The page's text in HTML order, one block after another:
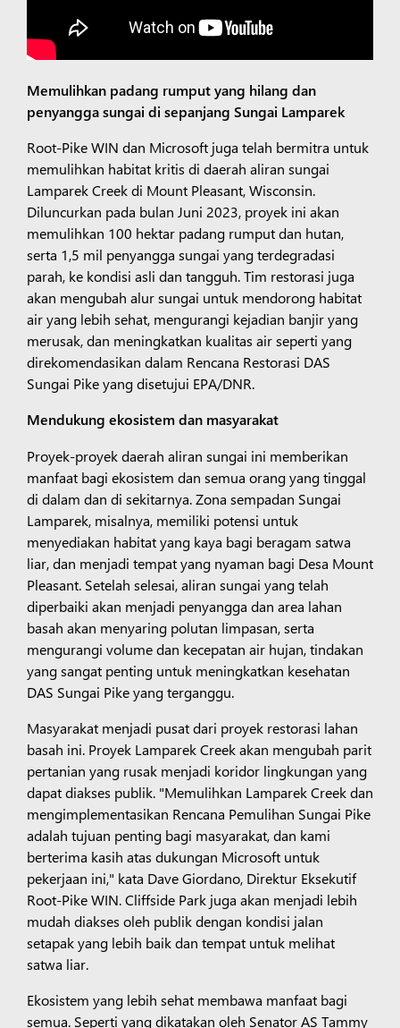
Memulihkan padang rumput yang hilang dan
penyangga sungai di sepanjang Sungai Lamparek
Root-Pike WIN dan Microsoft juga telah bermitra untuk
memulihkan habitat kritis di daerah aliran sungai
Lamparek Creek di Mount Pleasant, Wisconsin.
Diluncurkan pada bulan Juni 2023, proyek ini akan
memulihkan 100 hektar padang rumput dan hutan,
serta 1,5 mil penyangga sungai yang terdegradasi
parah, ke kondisi asli dan tangguh. Tim restorasi juga
akan mengubah alur sungai untuk mendorong habitat
air yang lebih sehat, mengurangi kejadian banjir yang
merusak, dan meningkatkan kualitas air seperti yang
direkomendasikan dalam Rencana Restorasi DAS
Sungai Pike yang disetujui EPA/DNR.
Mendukung ekosistem dan masyarakat
Proyek-proyek daerah aliran sungai ini memberikan
manfaat bagi ekosistem dan semua orang yang tinggal
di dalam dan di sekitarnya. Zona sempadan Sungai
Lamparek, misalnya, memiliki potensi untuk
menyediakan habitat yang kaya bagi beragam satwa
liar, dan menjadi tempat yang nyaman bagi Desa Mount
Pleasant. Setelah selesai, aliran sungai yang telah
diperbaiki akan menjadi penyangga dan area lahan
basah akan menyaring polutan limpasan, serta
mengurangi volume dan kecepatan air hujan, tindakan
yang sangat penting untuk meningkatkan kesehatan
DAS Sungai Pike yang terganggu.
Masyarakat menjadi pusat dari proyek restorasi lahan
basah ini. Proyek Lamparek Creek akan mengubah parit
pertanian yang rusak menjadi koridor lingkungan yang
dapat diakses publik. "Memulihkan Lamparek Creek dan
mengimplementasikan Rencana Pemulihan Sungai Pike
adalah tujuan penting bagi masyarakat, dan kami
berterima kasih atas dukungan Microsoft untuk
pekerjaan ini," kata Dave Giordano, Direktur Eksekutif
Root-Pike WIN. Cliffside Park juga akan menjadi lebih
mudah diakses oleh publik dengan kondisi jalan
setapak yang lebih baik dan tempat untuk melihat
satwa liar.
Ekosistem yang lebih sehat membawa manfaat bagi
semua. Seperti yang dikatakan oleh Senator AS Tammy